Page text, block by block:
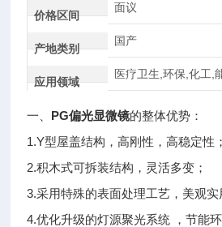
价格区间
面议
产地类别
国产
应用领域
医疗卫生,环保,化工,
一、 PG偏光显微镜的整体优势：
1.Y型屋盖结构，高刚性，高稳定性；
2.积木式可拆装结构，灵活多变；
3.采用特殊的表面处理工艺，美观实
4.优化升级的灯源聚光系统 ，节能环